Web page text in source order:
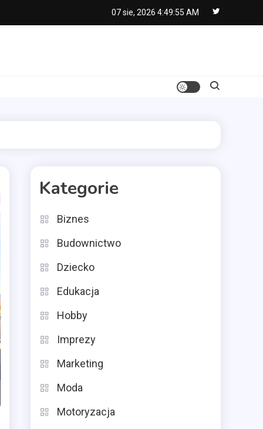
07 sie, 2026 4:49:56 AM
Kategorie
Biznes
Budownictwo
Dziecko
Edukacja
Hobby
Imprezy
Marketing
Moda
Motoryzacja